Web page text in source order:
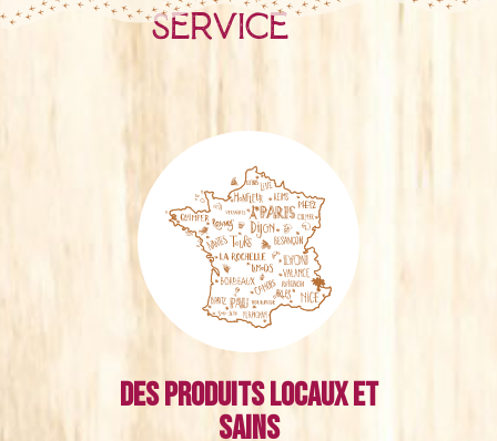
service
Des produits locaux et
sains